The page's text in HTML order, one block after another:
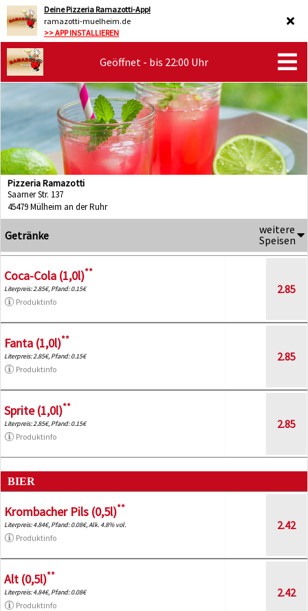
Deine Pizzeria Ramazotti-App!
ramazotti-muelheim.de
>> APP INSTALLIEREN
Geöffnet - bis 22:00 Uhr
Pizzeria Ramazotti
Saarner Str. 137
45479 Mülheim an der Ruhr
Getränke
weitere
Speisen
Coca-Cola (1,0l)**
Literpreis: 2.85€, Pfand: 0.15€
Produktinfo
2.85
Fanta (1,0l)**
Literpreis: 2.85€, Pfand: 0.15€
Produktinfo
2.85
Sprite (1,0l)**
Literpreis: 2.85€, Pfand: 0.15€
Produktinfo
2.85
BIER
Krombacher Pils (0,5l)**
Literpreis: 4.84€, Pfand: 0.08€, Alk. 4.8% vol.
Produktinfo
2.42
Alt (0,5l)**
Literpreis: 4.84€, Pfand: 0.08€
Produktinfo
2.42